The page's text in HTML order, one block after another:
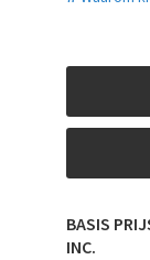
BASIS
INC.